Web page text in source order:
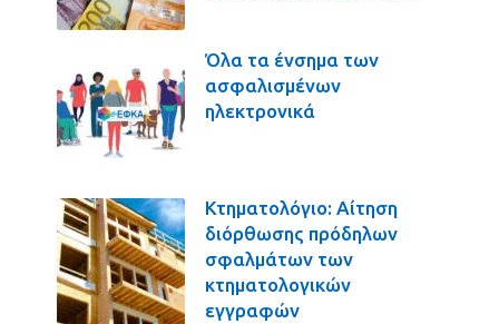
Όλα τα ένσημα των
ασφαλισμένων
ηλεκτρονικά
Κτηματολόγιο: Αίτηση
διόρθωσης πρόδηλων
σφαλμάτων των
κτηματολογικών
εγγραφών